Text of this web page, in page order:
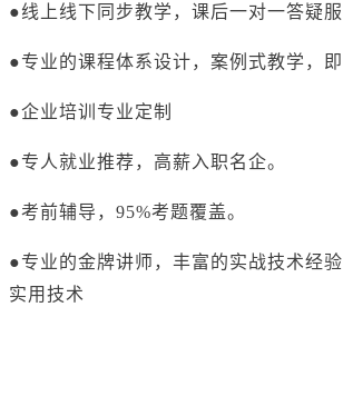
●线上线下同步教学，课后一对一答疑服
●专业的课程体系设计，案例式教学，即
●企业培训专业定制
●专人就业推荐，高薪入职名企。
●考前辅导，95%考题覆盖。
●专业的金牌讲师，丰富的实战技术经
实用技术